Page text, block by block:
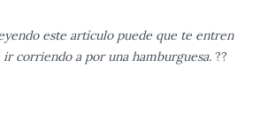
este artículo puede que te entren
ir corriendo a por una hamburguesa. ??